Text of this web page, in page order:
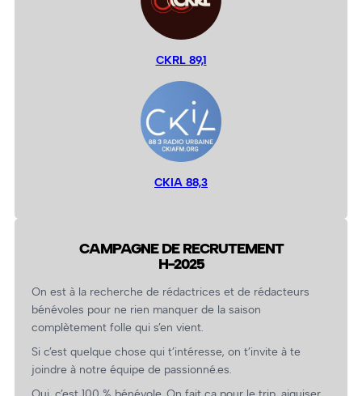
CKRL 89,1
CKIA 88,3
CAMPAGNE DE RECRUTEMENT
H-2025
On est à la recherche de rédactrices et de rédacteurs
bénévoles pour ne rien manquer de la saison
complètement folle qui s’en vient.
Si c’est quelque chose qui t’intéresse, on t’invite à te
joindre à notre équipe de passionné.es.